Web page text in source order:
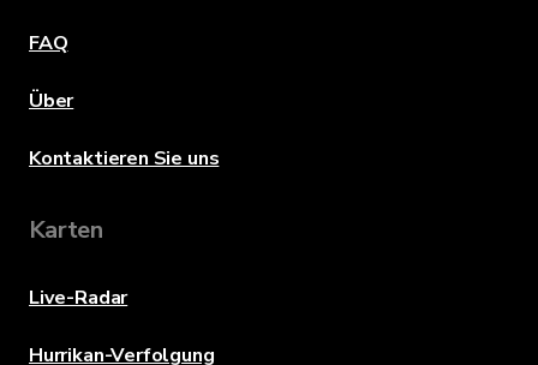
FAQ
Über
Kontaktieren Sie uns
Karten
Live-Radar
Hurrikan-Verfolgung